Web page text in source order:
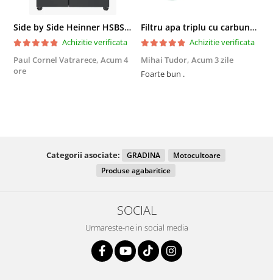
Side by Side Heinner HSBS-HM439NFINVDGWDE++, Total No Frost, Compresor Inverter, Dozator Apa, Display Touch LED, 439 L, Clasa E, Gri Antracit Texturat
Achizitie verificata
Paul Cornel Vatrarece, Acum 4
ore
Filtru apa triplu cu carbune/bumbac/sita 3x3/4"*10
Achizitie verificata
Mihai Tudor, Acum 3 zile
Foarte bun .
Categorii asociate: GRADINA
Motocultoare
Produse agabaritice
SOCIAL
Urmareste-ne in social media